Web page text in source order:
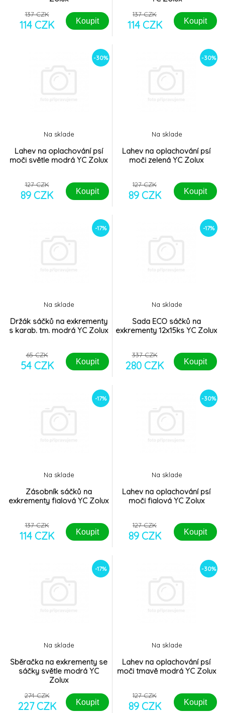
137 CZK
114 CZK Koupit
137 CZK
114 CZK Koupit
-30%
Lahev na oplachování psí
moči světle modrá YC Zolux
Na sklade
127 CZK
89 CZK Koupit
-30%
Lahev na oplachování psí
moči zelená YC Zolux
Na sklade
127 CZK
89 CZK Koupit
-17%
Držák sáčků na exkrementy
s karab. tm. modrá YC Zolux
Na sklade
65 CZK
54 CZK Koupit
-17%
Sada ECO sáčků na
exkrementy 12x15ks YC Zolux
Na sklade
337 CZK
280 CZK Koupit
-17%
Zásobník sáčků na
exkrementy fialová YC Zolux
Na sklade
137 CZK
114 CZK Koupit
-30%
Lahev na oplachování psí
moči fialová YC Zolux
Na sklade
127 CZK
89 CZK Koupit
-17%
Sběračka na exkrementy se
sáčky světle modrá YC
Zolux
Na sklade
274 CZK
227 CZK Koupit
-30%
Lahev na oplachování psí
moči tmavě modrá YC Zolux
Na sklade
127 CZK
89 CZK Koupit